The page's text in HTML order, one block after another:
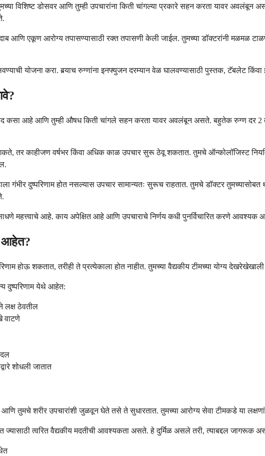
विशिष्ट डोसवर आणि तुम्ही उपचारांना किती चांगल्या प्रकारे सहन करता यावर
आणि एकूण आरोग्य तपासण्यासाठी रक्त तपासणी केली जाईल. तुमच्या डॉक्टरांनी मळमळ
योजना करा. बर्‍याच रुग्णांना इनफ्युजन दरम्यान वेळ घालवण्यासाठी पुस्तक, टॅबलेट
कसा आहे आणि तुम्ही औषध किती चांगले सहन करता यावर अवलंबून असते. बहुतेक रुग्ण दर
तर काहीजण वर्षभर किंवा अधिक काळ उपचार सुरू ठेवू शकतात. तुमचे ऑन्कोलॉजिस्ट
गंभीर दुष्परिणाम होत नसल्यास उपचार सामान्यतः सुरूच राहतात. तुमचे डॉक्टर तुमच्यासोबत
साधणे महत्त्वाचे आहे. काय अपेक्षित आहे आणि उपचाराचे निर्णय कधी पुनर्विचारित करणे
आहेत?
होऊ शकतात, तरीही ते प्रत्येकाला होत नाहीत. तुमच्या वैद्यकीय टीमच्या योग्य
दुष्परिणाम येथे आहेत:
लक्ष ठेवतील
वाटणे
शोधली जातात
आणि तुमचे शरीर उपचारांशी जुळवून घेते तसे ते सुधारतात. तुमच्या आरोग्य सेवा टीमकडे या
ज्यासाठी त्वरित वैद्यकीय मदतीची आवश्यकता असते. हे दुर्मिळ असले तरी, त्याबद्दल जागरूक